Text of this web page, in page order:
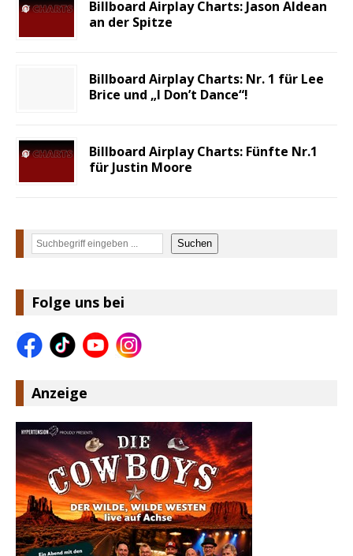
Billboard Airplay Charts: Jason Aldean
an der Spitze
Billboard Airplay Charts: Nr. 1 für Lee
Brice und „I Don’t Dance“!
Billboard Airplay Charts: Fünfte Nr.1
für Justin Moore
Suchen Suchen
Folge uns bei
Anzeige